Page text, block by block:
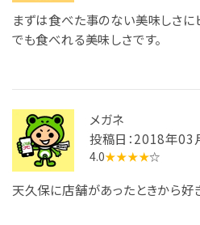
まずは食べた事のない美味しさに
でも食べれる美味しさです。
メガネ
投稿日：2018年03
4.0★★★★☆
天久保に店舗があったときから